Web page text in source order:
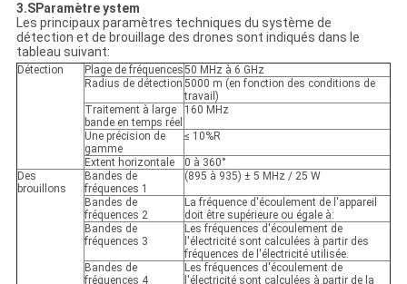
3.SParamètre ystem
Les principaux paramètres techniques du système de
détection et de brouillage des drones sont indiqués dans le
tableau suivant:
Détection Plage de fréquences50 MHz à 6 GHz
Radius de détection 5000 m (en fonction des conditions de
travail)
Traitement à large
bande en temps réel
160 MHz
Une précision de
gamme
≤ 10%R
Extent horizontale
0 à 360°
Des
brouillons
Bandes de
fréquences 1
(895 à 935) ± 5 MHz / 25 W
Bandes de
fréquences 2
La fréquence d'écoulement de l'appareil
doit être supérieure ou égale à:
Bandes de
fréquences 3
Les fréquences d'écoulement de
l'électricité sont calculées à partir des
fréquences de l'électricité utilisée.
Bandes de
fréquences 4
Les fréquences d'écoulement de
l'électricité sont calculées à partir de la